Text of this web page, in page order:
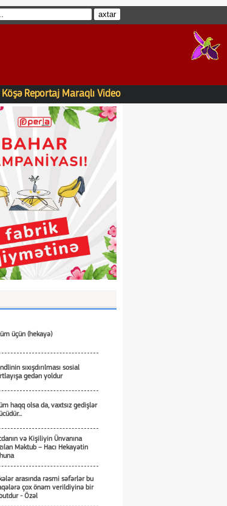
Köşə Reportaj Maraqlı Video
üçün (hekayə)
sıxışdırılması sosial
gedən yoldur
haqq olsa da, vaxtsız gedişlər
və Kişiliyin Ünvanına
Məktub – Hacı Hekayətin
arasında rəsmi səfərlər bu
çox önəm verildiyinə bir
- Özəl